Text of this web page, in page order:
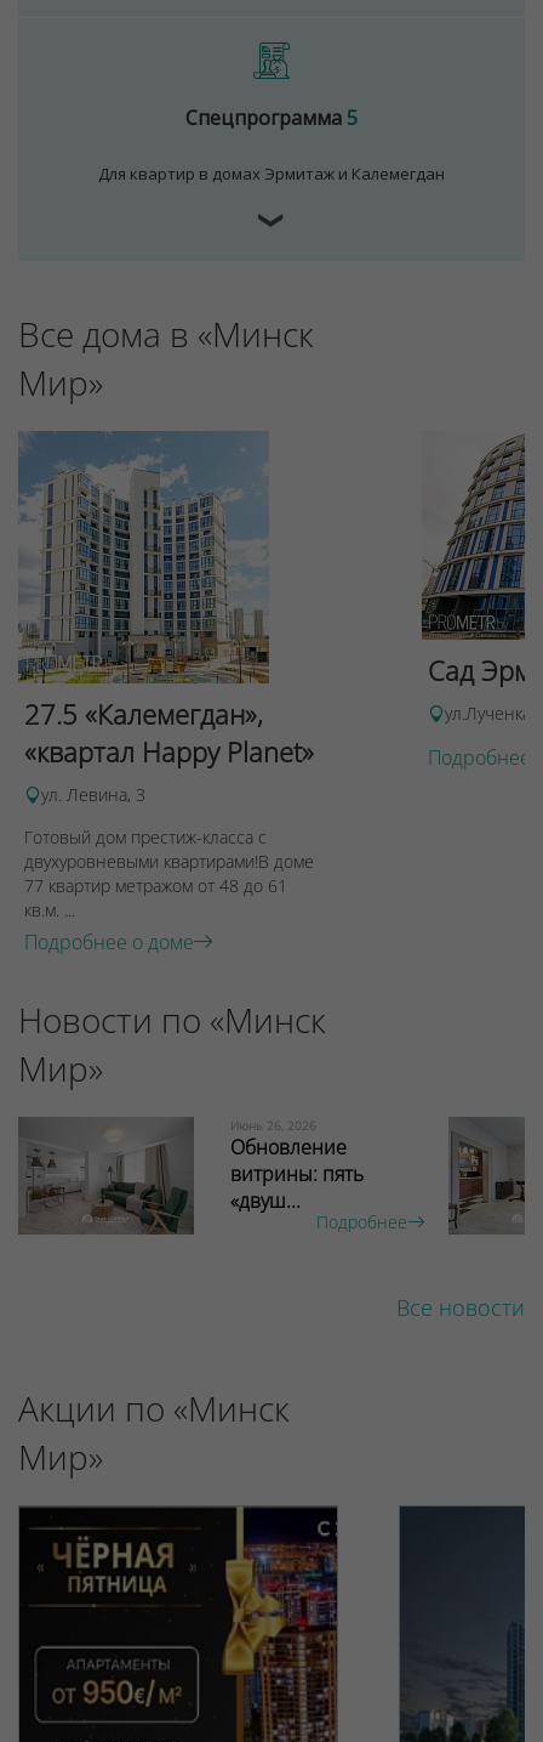
Спецпрограмма5
Для квартир в домах Эрмитаж и Калемегдан
❯
Все дома в «Минск
Мир»
27.5 «Калемегдан»,
«квартал Happy Planet»
ул. Левина, 3
Готовый дом престиж-класса с
двухуровневыми квартирами!В доме
77 квартир метражом от 48 до 61
кв.м. ...
Подробнее о доме
Сад
ул.Лученка,4
Подробнее
Новости по «Минск
Мир»
Июнь 26, 2026
Обновление
витрины: пять
«двуш...
Подробнее
Все новости
Акции по «Минск
Мир»